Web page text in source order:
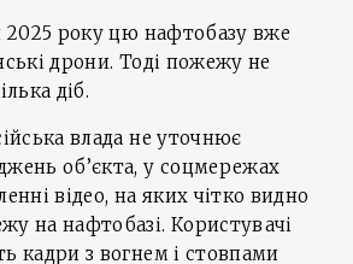
2025 року цю нафтобазу вже
дрони. Тоді пожежу не
діб.
влада не уточнює
об’єкта, у соцмережах
відео, на яких чітко видно
на нафтобазі. Користувачі
кадри з вогнем і стовпами